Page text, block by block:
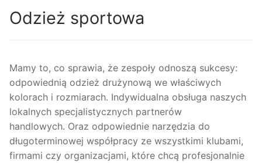
Odzież sportowa
Mamy to, co sprawia, że ​​zespoły odnoszą sukcesy:
odpowiednią odzież drużynową we właściwych
kolorach i rozmiarach. Indywidualna obsługa naszych
lokalnych specjalistycznych partnerów
handlowych. Oraz odpowiednie narzędzia do
długoterminowej współpracy ze wszystkimi klubami,
firmami czy organizacjami, które chcą profesjonalnie